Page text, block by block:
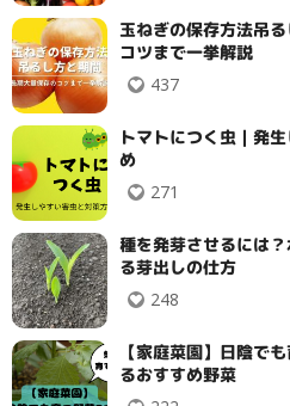
小テーマ
絞り込み
検索
リセッ
玉ねぎの保存方法吊
コツまで一挙解説
437
トマトにつく虫｜発
め
271
種を発芽させるには
る芽出しの仕方
248
【家庭菜園】日陰で
るおすすめ野菜